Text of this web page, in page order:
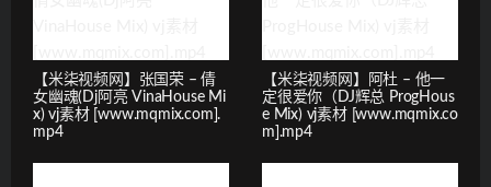
【米柒视频网】张国荣 – 倩
女幽魂(Dj阿亮 VinaHouse Mi
x) vj素材 [www.mqmix.com].
mp4
【米柒视频网】阿杜 – 他一
定很爱你（DJ辉总 ProgHous
e Mix) vj素材 [www.mqmix.co
m].mp4